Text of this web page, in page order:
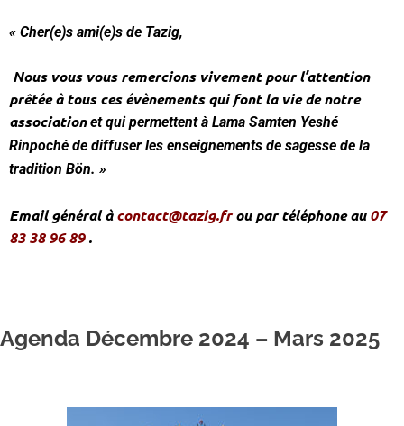
« Cher(e)s ami(e)s de Tazig,
Nous vous vous remercions vivement pour l’attention
prêtée à tous ces évènementsqui font la vie de notre
associationet qui permettent à Lama Samten Yeshé
Rinpoché de diffuser les enseignements de sagesse de la
tradition Bön. »
Email général àcontact@tazig.frou par téléphone au07
83 38 96 89.
Agenda Décembre 2024 – Mars 2025